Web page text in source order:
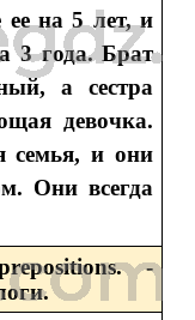
ее на 5 лет, и
3 года. Брат
а сестра
девочка.
семья, и они
Они всегда
-